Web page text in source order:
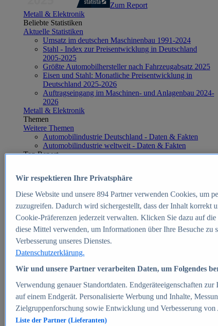
Zum Report
Metall & Elektronik
Beliebte Statistiken
Aktuelle Statistiken
Umsatz im deutschen Maschinenbau 1991-2024
Stahl - Index zur Preisentwicklung in Deutschland
2005-2025
Größte Automobilhersteller nach Fahrzeugabsatz 2025
Eisen und Stahl: Monatliche Preisentwicklung in
Deutschland 2025-2026
Auftragseingang im Maschinen- und Anlagenbau 2024-
2026
Metall & Elektronik
Themen
Weitere Themen
Automobilindustrie Deutschland - Daten & Fakten
Automobilindustrie weltweit - Daten & Fakten
Top Report
Zum Report
E-commerce
Beliebte Statistiken
Aktuelle Statistiken
E-Commerce - Entwicklung des Umsatzes in
Deutschland 1999-2025
Umsatz von Amazon in Deutschland und weltweit
2010-2025
B2C-E-Commerce: Top-50 Online Shops in
Deutschland 2024
Marktanteile von Online-Zahlungsverfahren in
Deutschland 2024
Umsatzstarke Warengruppen im Online-Handel in
Deutschland 2023-2025
Wir respektieren Ihre Privatsphäre
Diese Website und unsere 894Partner verwenden Cookies, um
zuzugreifen. Dadurch wird sichergestellt, dass der Inhalt korrekt
Cookie-Präferenzen jederzeit verwalten. Klicken Sie dazu auf
diese Mittel verwenden, um Informationen über Ihre Besuche
Verbesserung unseres Dienstes.
Datenschutzerklärung.
Wir und unsere Partner verarbeiten Daten, um Folgendes
Verwendung genauer Standortdaten. Endgeräteeigenschaften
auf einem Endgerät. Personalisierte Werbung und Inhalte,
Zielgruppenforschung sowie Entwicklung und Verbesserung von
Liste der Partner (Lieferanten)